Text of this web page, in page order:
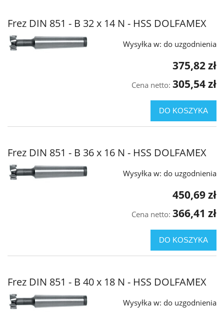
Frez DIN 851 - B 32 x 14 N - HSS DOLFAMEX
Wysyłka w: do uzgodnienia
375,82 zł
Cena netto: 305,54 zł
DO KOSZYKA
Frez DIN 851 - B 36 x 16 N - HSS DOLFAMEX
Wysyłka w: do uzgodnienia
450,69 zł
Cena netto: 366,41 zł
DO KOSZYKA
Frez DIN 851 - B 40 x 18 N - HSS DOLFAMEX
Wysyłka w: do uzgodnienia